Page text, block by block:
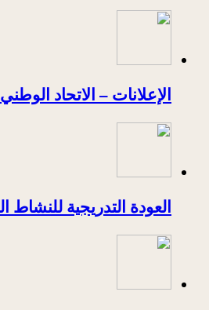
الإعلانات – الاتحاد
العودة التدريجية